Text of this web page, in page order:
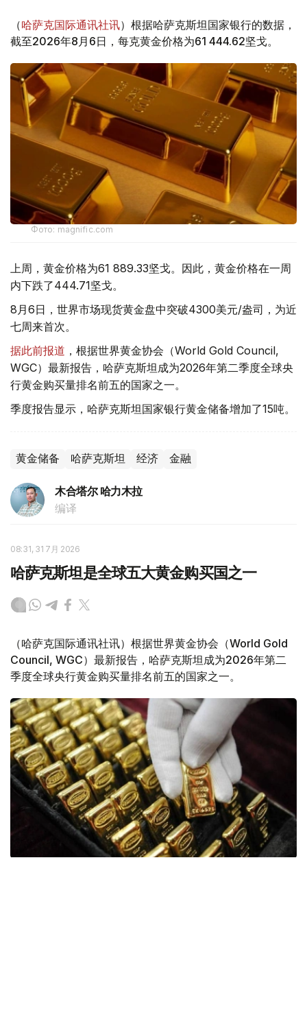
（哈萨克国际通讯社讯）根据哈萨克斯坦国家银行的数据，
截至2026年8月6日，每克黄金价格为61 444.62坚戈。
Фото: magnific.com
上周，黄金价格为61 889.33坚戈。因此，黄金价格在一周
内下跌了444.71坚戈。
8月6日，世界市场现货黄金盘中突破4300美元/盎司，为近
七周来首次。
据此前报道 ，根据世界黄金协会（World Gold Council,
WGC）最新报告，哈萨克斯坦成为2026年第二季度全球央
行黄金购买量排名前五的国家之一。
季度报告显示，哈萨克斯坦国家银行黄金储备增加了15吨。
黄金储备 哈萨克斯坦 经济 金融
木合塔尔 哈力木拉
编译
08:31, 31 7月 2026
哈萨克斯坦是全球五大黄金购买国之一
（哈萨克国际通讯社讯）根据世界黄金协会（World Gold
Council, WGC）最新报告，哈萨克斯坦成为2026年第二
季度全球央行黄金购买量排名前五的国家之一。